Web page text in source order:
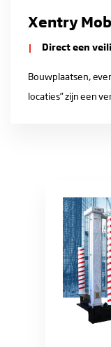
Xentry
Direct een
Bouwplaatsen,
locaties” zijn een